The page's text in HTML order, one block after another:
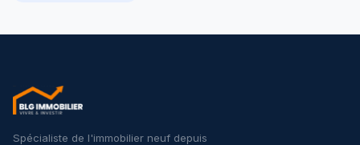
Spécialiste de l'immobilier neuf depuis